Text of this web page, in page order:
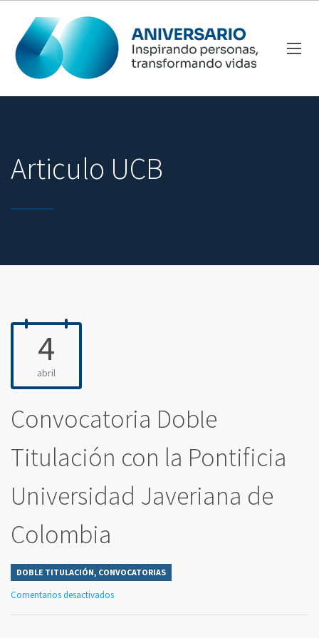
Articulo UCB
4
abril
Convocatoria Doble
Titulación con la Pontificia
Universidad Javeriana de
Colombia
DOBLE TITULACIÓN, CONVOCATORIAS
Comentarios desactivados